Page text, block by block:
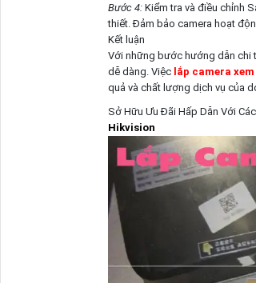
Bước 4: Kiểm tra và điều chỉnh
thiết. Đảm bảo camera hoạt
Kết luận
Với những bước hướng dẫn chi
dễ dàng. Việc lắp camera
quả và chất lượng dịch vụ của
Sở Hữu Ưu Đãi Hấp Dẫn Với
Hikvision